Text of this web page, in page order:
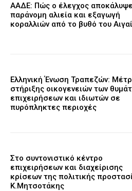
ΑΑΔΕ: Πώς ο έλεγχος
παράνομη αλιεία και εξαγωγή
κοραλλιών από το βυθό του
Ελληνική Ένωση Τραπεζών:
στήριξης οικογενειών των
επιχειρήσεων και ιδιωτών σε
πυρόπληκτες περιοχές
Στο συντονιστικό κέντρο
επιχειρήσεων και διαχείρισης
κρίσεων της πολιτικής
Κ.Μητσοτάκης